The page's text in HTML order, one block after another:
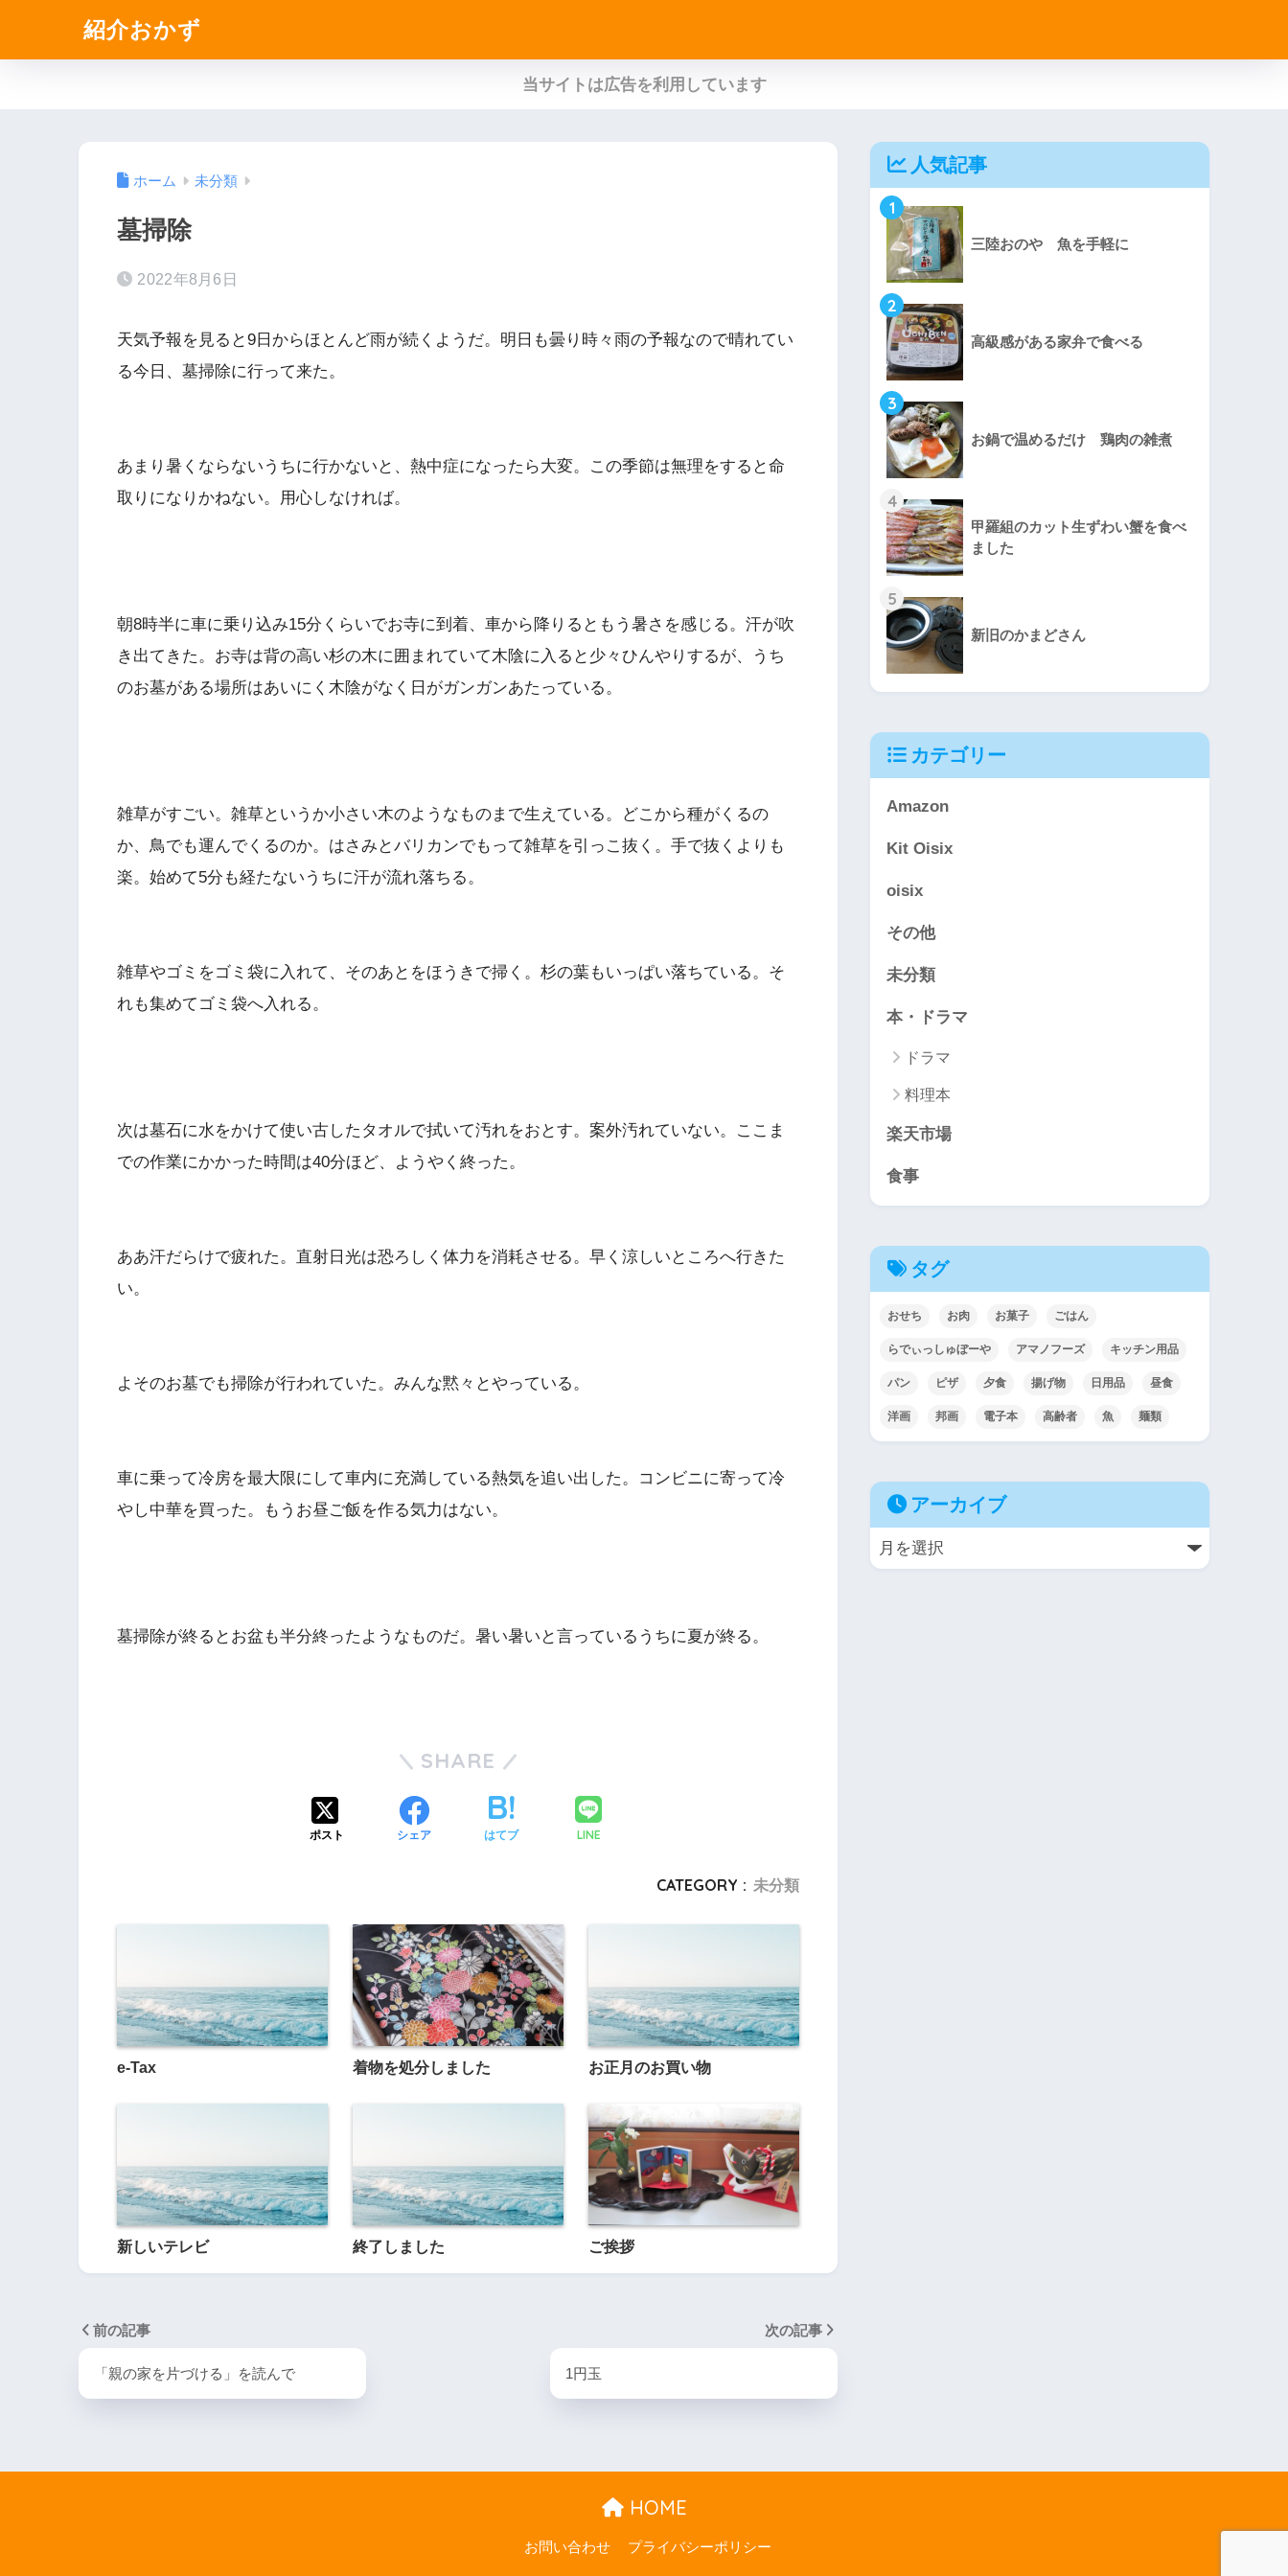
紹介おかず
当サイトは広告を利用しています
ホーム 未分類
墓掃除
2022年8月6日
天気予報を見ると9日からほとんど雨が続くようだ。明日も曇り時々雨の予報なので晴れてい
る今日、墓掃除に行って来た。
あまり暑くならないうちに行かないと、熱中症になったら大変。この季節は無理をすると命
取りになりかねない。用心しなければ。
朝8時半に車に乗り込み15分くらいでお寺に到着、車から降りるともう暑さを感じる。汗が吹
き出てきた。お寺は背の高い杉の木に囲まれていて木陰に入ると少々ひんやりするが、うち
のお墓がある場所はあいにく木陰がなく日がガンガンあたっている。
雑草がすごい。雑草というか小さい木のようなものまで生えている。どこから種がくるの
か、鳥でも運んでくるのか。はさみとバリカンでもって雑草を引っこ抜く。手で抜くよりも
楽。始めて5分も経たないうちに汗が流れ落ちる。
雑草やゴミをゴミ袋に入れて、そのあとをほうきで掃く。杉の葉もいっぱい落ちている。そ
れも集めてゴミ袋へ入れる。
次は墓石に水をかけて使い古したタオルで拭いて汚れをおとす。案外汚れていない。ここま
での作業にかかった時間は40分ほど、ようやく終った。
ああ汗だらけで疲れた。直射日光は恐ろしく体力を消耗させる。早く涼しいところへ行きた
い。
よそのお墓でも掃除が行われていた。みんな黙々とやっている。
車に乗って冷房を最大限にして車内に充満している熱気を追い出した。コンビニに寄って冷
やし中華を買った。もうお昼ご飯を作る気力はない。
墓掃除が終るとお盆も半分終ったようなものだ。暑い暑いと言っているうちに夏が終る。
SHARE
ポスト シェア はてブ LINE
CATEGORY : 未分類
e-Tax 着物を処分しました お正月のお買い物
新しいテレビ 終了しました ご挨拶
前の記事
「親の家を片づける」を読んで
次の記事
1円玉
人気記事
1
三陸おのや 魚を手軽に
2
高級感がある家弁で食べる
3
お鍋で温めるだけ 鶏肉の雑煮
4
甲羅組のカット生ずわい蟹を食べ
ました
5
新旧のかまどさん
カテゴリー
Amazon
Kit Oisix
oisix
その他
未分類
本・ドラマ
ドラマ
料理本
楽天市場
食事
タグ
おせち お肉 お菓子 ごはん
らでぃっしゅぼーや アマノフーズ キッチン用品
パン ピザ 夕食 揚げ物 日用品 昼食
洋画 邦画 電子本 高齢者 魚 麺類
アーカイブ
HOME
お問い合わせ プライバシーポリシー